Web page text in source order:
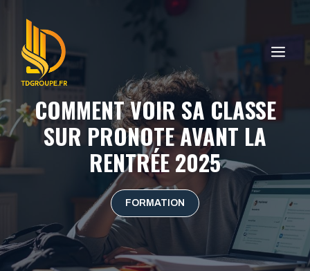
contenu
COMMENT VOIR SA CLASSE
SUR PRONOTE AVANT LA
RENTRÉE 2025
FORMATION